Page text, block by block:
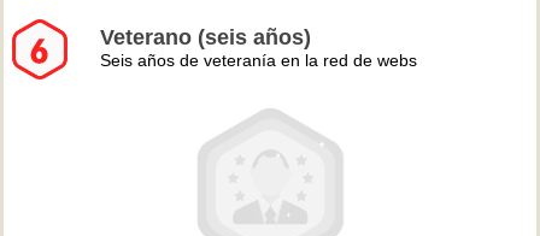
Veterano (seis años)
Seis años de veteranía en la red de webs